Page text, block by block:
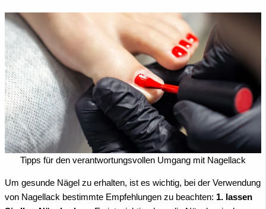
Tipps für den verantwortungsvollen Umgang mit Nagellack
Um gesunde Nägel zu erhalten, ist es wichtig, bei der Verwendung
von Nagellack bestimmte Empfehlungen zu beachten: 1. lassen